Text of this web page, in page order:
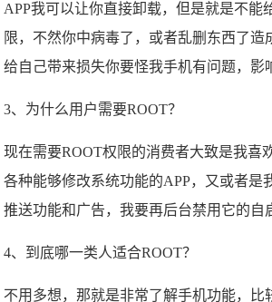
APP我可以让你直接卸载，但是就是不能
限，不然你中病毒了，或者乱删东西了造
给自己带来损失你要怪我手机有问题，影
3、为什么用户需要ROOT？
现在需要ROOT权限的消费者大致是我喜
各种能够修改系统功能的APP，又或者是
推送功能和广告，我要再后台禁用它的自
4、到底哪一类人适合ROOT？
不用多想，那就是非常了解手机功能，比